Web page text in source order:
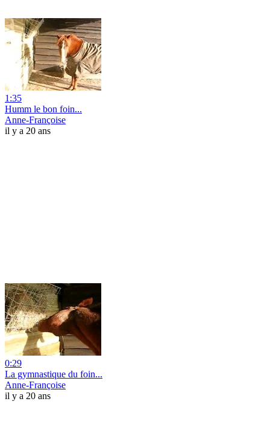
1:35
Humm le bon foin...
Anne-Françoise
il y a 20 ans
0:29
La gymnastique du foin...
Anne-Françoise
il y a 20 ans